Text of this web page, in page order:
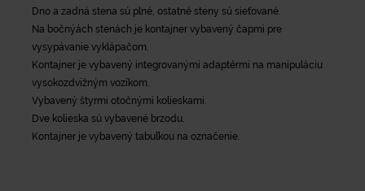
Dno a zadná stena sú plné, ostatné steny sú sieťované.
Na bočnýách stenách je kontajner vybavený čapmi pre
vysypávanie vyklápačom.
Kontajner je vybavený integrovanými adaptérmi na manipuláciu
vysokozdvižným vozíkom.
Vybavený štyrmi otočnými kolieskami.
Dve kolieska sú vybavené brzodu.
Kontajner je vybavený tabuľkou na označenie.